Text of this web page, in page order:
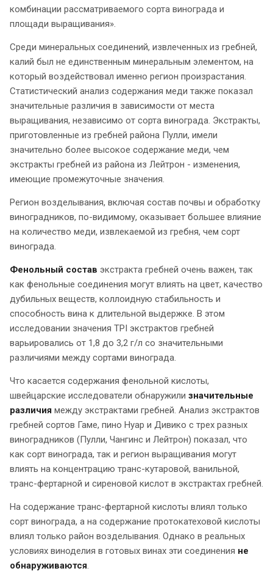
комбинации рассматриваемого сорта винограда и
площади выращивания».
Среди минеральных соединений, извлеченных из гребней,
калий был не единственным минеральным элементом, на
который воздействовал именно регион произрастания.
Статистический анализ содержания меди также показал
значительные различия в зависимости от места
выращивания, независимо от сорта винограда. Экстракты,
приготовленные из гребней района Пулли, имели
значительно более высокое содержание меди, чем
экстракты гребней из района из Лейтрон - изменения,
имеющие промежуточные значения.
Регион возделывания, включая состав почвы и обработку
виноградников, по-видимому, оказывает большее влияние
на количество меди, извлекаемой из гребня, чем сорт
винограда.
Фенольный состав экстракта гребней очень важен, так
как фенольные соединения могут влиять на цвет, качество
дубильных веществ, коллоидную стабильность и
способность вина к длительной выдержке. В этом
исследовании значения TPI экстрактов гребней
варьировались от 1,8 до 3,2 г/л со значительными
различиями между сортами винограда.
Что касается содержания фенольной кислоты,
швейцарские исследователи обнаружили значительные
различия между экстрактами гребней. Анализ экстрактов
гребней сортов Гаме, пино Нуар и Дивико с трех разных
виноградников (Пулли, Чангинс и Лейтрон) показал, что
как сорт винограда, так и регион выращивания могут
влиять на концентрацию транс-кутаровой, ванильной,
транс-фертарной и сиреновой кислот в экстрактах гребней.
На содержание транс-фертарной кислоты влиял только
сорт винограда, а на содержание протокатеховой кислоты
влиял только район возделывания. Однако в реальных
условиях виноделия в готовых винах эти соединения не
обнаруживаются.